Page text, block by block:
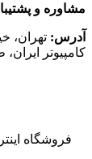
مشاوره و
آدرس: تهران،
کامپیوتر ایران،
فروشگاه